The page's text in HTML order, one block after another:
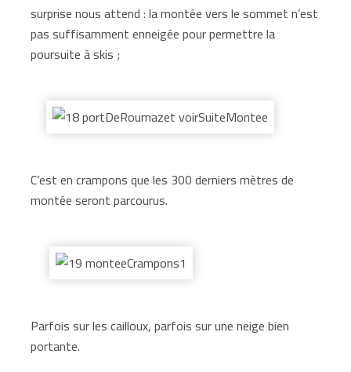
surprise nous attend : la montée vers le sommet n’est
pas suffisamment enneigée pour permettre la
poursuite à skis ;
C’est en crampons que les 300 derniers mètres de
montée seront parcourus.
Parfois sur les cailloux, parfois sur une neige bien
portante.